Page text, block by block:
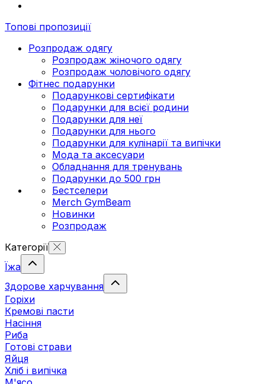
Топові пропозиції
Розпродаж одягу
Розпродаж жіночого одягу
Розпродаж чоловічого одягу
Фітнес подарунки
Подарункові сертифікати
Подарунки для всієї родини
Подарунки для неї
Подарунки для нього
Подарунки для кулінарії та випічки
Мода та аксесуари
Обладнання для тренувань
Подарунки до 500 грн
Бестселери
Merch GymBeam
Новинки
Розпродаж
Категорії
Їжа
Здорове харчування
Горіхи
Кремові пасти
Насіння
Риба
Готові страви
Яйця
Хліб і випічка